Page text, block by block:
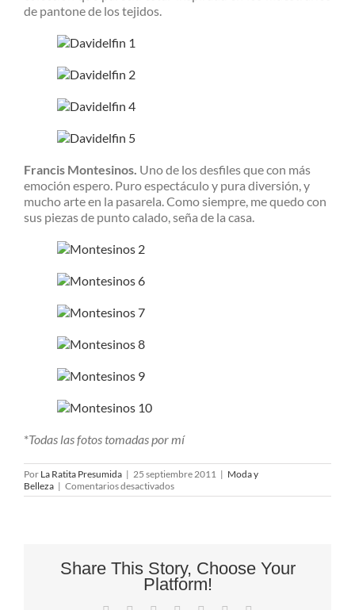
de pantone de los tejidos.
Francis Montesinos. Uno de los desfiles que con más
emoción espero. Puro espectáculo y pura diversión, y
mucho arte en la pasarela. Como siempre, me quedo con
sus piezas de punto calado, seña de la casa.
*Todas las fotos tomadas por mí
Por La Ratita Presumida | 25 septiembre 2011 | Moda y
Belleza | Comentarios desactivadosen
MCFW
Share This Story, Choose Your
Platform!